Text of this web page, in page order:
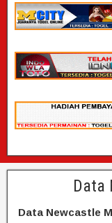
Data
Data Newcastle